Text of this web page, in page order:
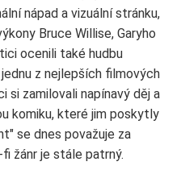
nápad a vizuální stránku,
Bruce Willise, Garyho
ocenili také hudbu
z nejlepších filmových
si zamilovali napínavý děj a
komiku, které jim poskytly
se dnes považuje za
žánr je stále patrný.